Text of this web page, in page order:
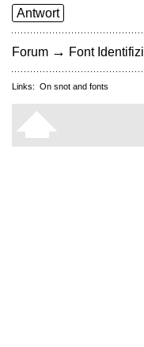
Antwort
Forum → Font
Links: On snot and fonts